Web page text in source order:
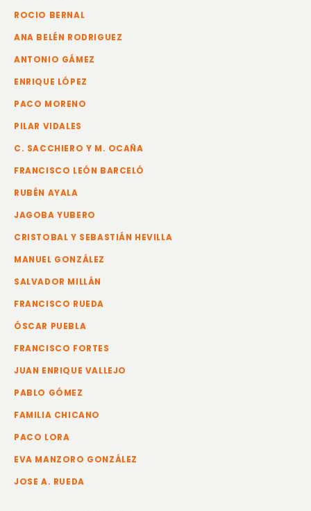
ROCIO BERNAL
ANA BELÉN RODRIGUEZ
ANTONIO GÁMEZ
ENRIQUE LÓPEZ
PACO MORENO
PILAR VIDALES
C. SACCHIERO Y M. OCAÑA
FRANCISCO LEÓN BARCELÓ
RUBÉN AYALA
JAGOBA YUBERO
CRISTOBAL Y SEBASTIÁN HEVILLA
MANUEL GONZÁLEZ
SALVADOR MILLÁN
FRANCISCO RUEDA
ÓSCAR PUEBLA
FRANCISCO FORTES
JUAN ENRIQUE VALLEJO
PABLO GÓMEZ
FAMILIA CHICANO
PACO LORA
EVA MANZORO GONZÁLEZ
JOSE A. RUEDA